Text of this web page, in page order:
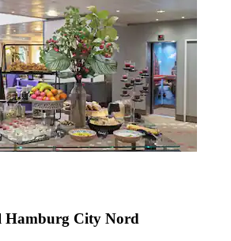
Hamburg City Nord